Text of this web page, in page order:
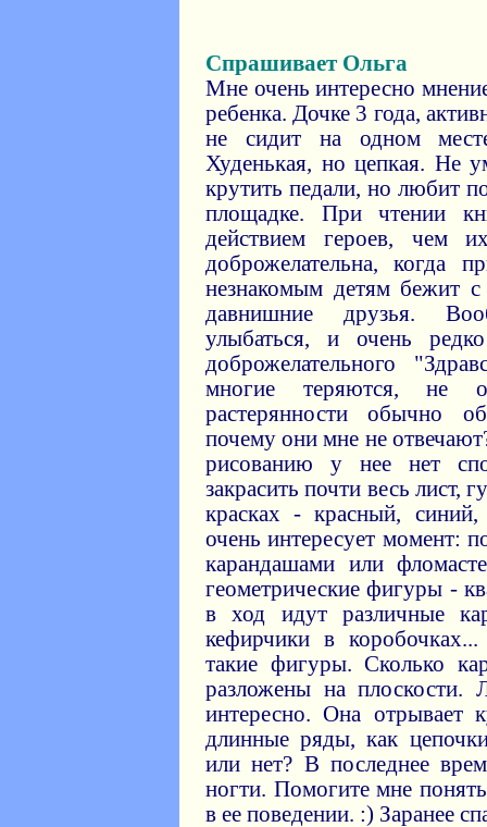
Спрашивает Ольга
Мне очень интересно
ребенка. Дочке 3 года,
не сидит на одном
Худенькая, но цепкая. Не
крутить педали, но любит
площадке. При чтении
действием героев, чем
доброжелательна, когда
незнакомым детям бежит
давнишние друзья.
улыбаться, и очень
доброжелательного
многие теряются, не
растерянности обычно
почему они мне не
рисованию у нее нет
закрасить почти весь лист,
красках - красный,
очень интересует момент:
карандашами или
геометрические фигуры -
в ход идут различные
кефирчики в
такие фигуры. Сколько
разложены на плоскости.
интересно. Она отрывает
длинные ряды, как
или нет? В последнее
ногти. Помогите мне
в ее поведении. :) Заранее